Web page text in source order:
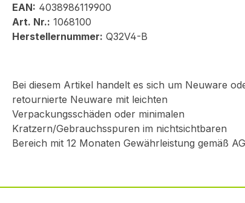
EAN: 4038986119900
Art. Nr.: 1068100
Herstellernummer: Q32V4-B
Bei diesem Artikel handelt es sich um Neuware
retournierte Neuware mit leichten
Verpackungsschäden oder minimalen
Kratzern/Gebrauchsspuren im nichtsichtbaren
Bereich mit 12 Monaten Gewährleistung gemäß